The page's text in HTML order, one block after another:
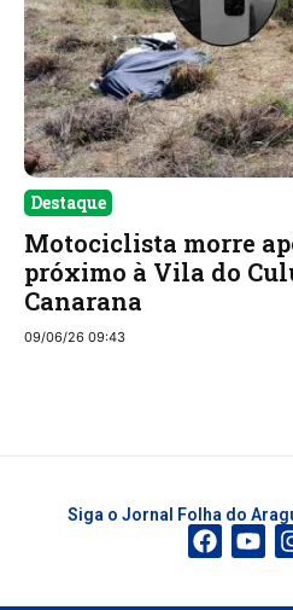
Destaque
Motociclista morre
próximo à Vila do
Canarana
09/06/26 09:43
Siga o Jornal Folha do